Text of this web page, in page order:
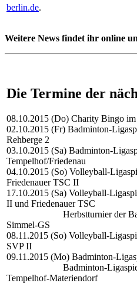
berlin.de.
Weitere News findet ihr online
Die Termine der
08.10.2015 (Do) Charity Bingo
02.10.2015 (Fr) Badminton-
Rehberge 2
03.10.2015 (Sa) Badminton-
Tempelhof/Friedenau
04.10.2015 (So) Volleyball-
Friedenauer TSC II
17.10.2015 (Sa) Volleyball-
II und Friedenauer TSC
Herbstturnier der
Simmel-GS
08.11.2015 (So) Volleyball-
SVP II
09.11.2015 (Mo) Badminton-
Badminton-Ligaspieltag
Tempelhof-Materiendorf